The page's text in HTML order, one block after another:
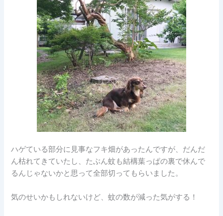
ハゲている部分に見事なフキ畑があったんですが、だんだ
ん枯れてきていたし、たぶん蚊も結構葉っぱの裏で休んで
るんじゃないかと思って全部切ってもらいました。
気のせいかもしれないけど、蚊の数が減った気がする！